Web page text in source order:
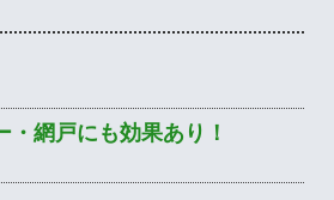
・網戸にも効果あり！